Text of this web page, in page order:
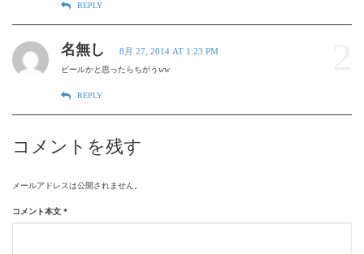
REPLY
名無し 8月 27, 2014 AT 1:23 PM
ビールかと思ったらちがうww
REPLY
コメントを残す
メールアドレスは公開されません。
コメント本文 *